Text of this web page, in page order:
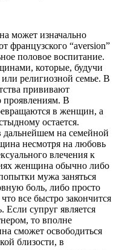
может изначально
французского “aversion”
половое воспитание.
которые, будучи
религиозной семье. В
прививают
проявлениям. В
в женщин, а
остается.
дальнейшем на семейной
несмотря на любовь
влечения к
женщина обычно либо
мужа заняться
боль, либо просто
все быстро закончится
Если супруг является
то вполне
сможет освободиться
близости, в